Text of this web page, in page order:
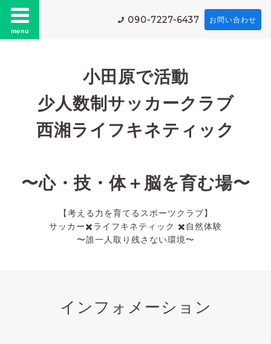
menu
090-7227-6437 お問い合わせ
小田原で活動
少人数制サッカークラブ
西湘ライフキネティック
〜心・技・体＋脳を育む場〜
【考える力を育てるスポーツクラブ】
サッカー✖️ライフキネティック ✖️自然体験
〜誰一人取り残さない環境〜
インフォメーション